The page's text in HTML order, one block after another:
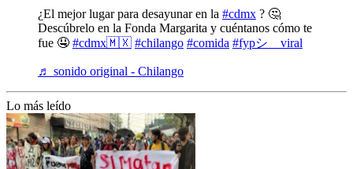
¿El mejor lugar para desayunar en la #cdmx ? 🤔
Descúbrelo en la Fonda Margarita y cuéntanos cómo te
fue 🤤 #cdmx🇲🇽 #chilango #comida #fypシ゚viral
♬ sonido original - Chilango
Lo más leído